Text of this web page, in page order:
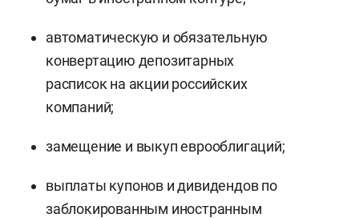
автоматическую и обязательную
конвертацию депозитарных
расписок на акции российских
компаний;
замещение и выкуп еврооблигаций;
выплаты купонов и дивидендов по
заблокированным иностранным